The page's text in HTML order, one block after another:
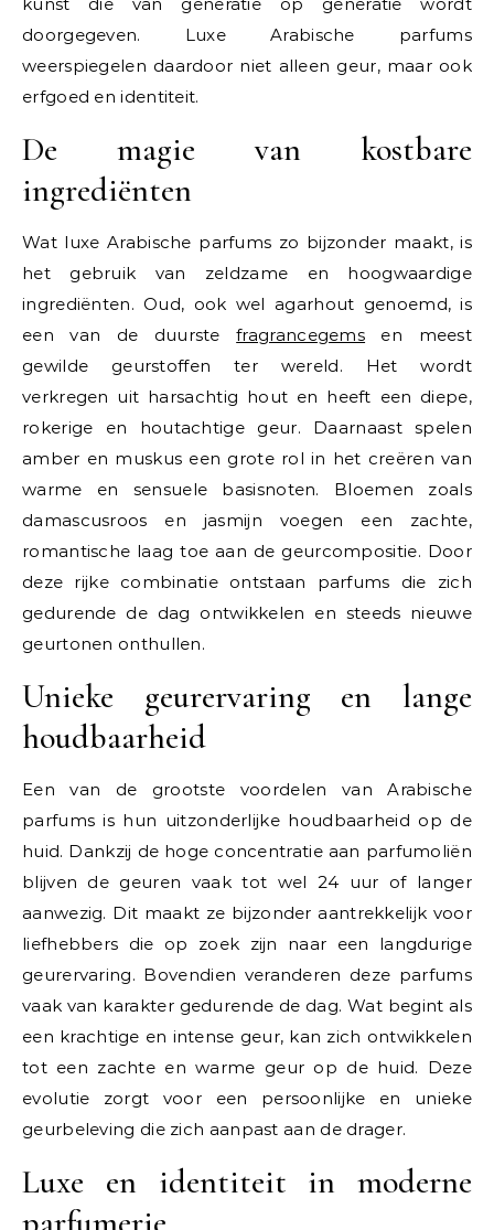
doorgegeven. Luxe Arabische parfums
weerspiegelen daardoor niet alleen geur, maar ook
erfgoed en identiteit.
De magie van kostbare
ingrediënten
Wat luxe Arabische parfums zo bijzonder maakt, is
het gebruik van zeldzame en hoogwaardige
ingrediënten. Oud, ook wel agarhout genoemd, is
een van de duurstefragrancegems en meest
gewilde geurstoffen ter wereld. Het wordt
verkregen uit harsachtig hout en heeft een diepe,
rokerige en houtachtige geur. Daarnaast spelen
amber en muskus een grote rol in het creëren van
warme en sensuele basisnoten. Bloemen zoals
damascusroos en jasmijn voegen een zachte,
romantische laag toe aan de geurcompositie. Door
deze rijke combinatie ontstaan parfums die zich
gedurende de dag ontwikkelen en steeds nieuwe
geurtonen onthullen.
Unieke geurervaring en lange
houdbaarheid
Een van de grootste voordelen van Arabische
parfums is hun uitzonderlijke houdbaarheid op de
huid. Dankzij de hoge concentratie aan parfumoliën
blijven de geuren vaak tot wel 24 uur of langer
aanwezig. Dit maakt ze bijzonder aantrekkelijk voor
liefhebbers die op zoek zijn naar een langdurige
geurervaring. Bovendien veranderen deze parfums
vaak van karakter gedurende de dag. Wat begint als
een krachtige en intense geur, kan zich ontwikkelen
tot een zachte en warme geur op de huid. Deze
evolutie zorgt voor een persoonlijke en unieke
geurbeleving die zich aanpast aan de drager.
Luxe en identiteit in moderne